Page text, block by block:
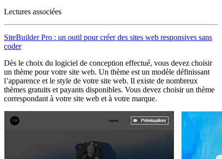
Lectures associées
SiteBuilder Pro : un outil pour créer des sites web responsives sans
coder
Dès le choix du logiciel de conception effectué, vous devez choisir
un thème pour votre site web. Un thème est un modèle définissant
l’apparence et le style de votre site web. Il existe de nombreux
thèmes gratuits et payants disponibles. Vous devez choisir un thème
correspondant à votre site web et à votre marque.